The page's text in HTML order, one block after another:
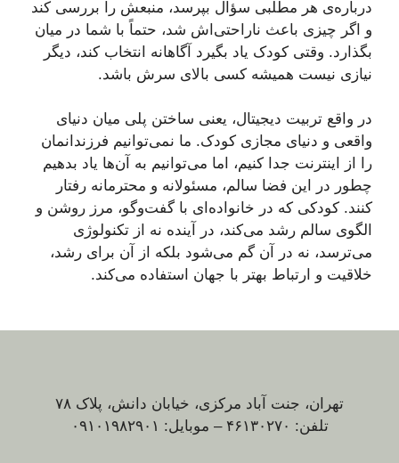
درباره‌ی هر مطلبی سؤال بپرسد، منبعش را بررسی کند
و اگر چیزی باعث ناراحتی‌اش شد، حتماً با شما در میان
بگذارد. وقتی کودک یاد بگیرد آگاهانه انتخاب کند، دیگر
نیازی نیست همیشه کسی بالای سرش باشد.
در واقع تربیت دیجیتال، یعنی ساختن پلی میان دنیای
واقعی و دنیای مجازی کودک. ما نمی‌توانیم فرزندانمان
را از اینترنت جدا کنیم، اما می‌توانیم به آن‌ها یاد بدهیم
چطور در این فضا سالم، مسئولانه و محترمانه رفتار
کنند. کودکی که در خانواده‌ای با گفت‌وگو، مرز روشن و
الگوی سالم رشد می‌کند، در آینده نه از تکنولوژی
می‌ترسد، نه در آن گم می‌شود بلکه از آن برای رشد،
خلاقیت و ارتباط بهتر با جهان استفاده می‌کند.
تهران، جنت آباد مرکزی، خیابان دانش، پلاک ۷۸
تلفن: ۴۶۱۳۰۲۷۰ – موبایل: ۰۹۱۰۱۹۸۲۹۰۱